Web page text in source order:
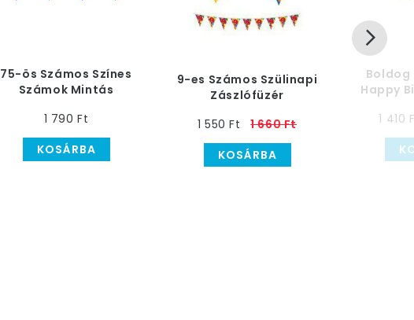
75-ös Számos Színes
Számok Mintás
- 10 m
1 790 Ft
KOSÁRBA
9-es Számos Szülinapi
Zászlófüzér
1 550 Ft
1 660 Ft
KOSÁRBA
Happy
1 410